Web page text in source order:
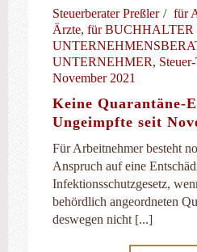
Steuerberater Preßler für
Ärzte, für BUCHHALTER
UNTERNEHMER,
November 2021
Keine Quarantäne-
Ungeimpfte seit
Für Arbeitnehmer besteht
Anspruch auf eine
Infektionsschutzgesetz,
behördlich angeordneten
deswegen nicht [...]